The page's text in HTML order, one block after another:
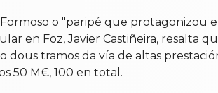
o "paripé que protagonizou
en Foz, Javier Castiñeira, resalta
dous tramos da vía de altas
50 M€, 100 en total.